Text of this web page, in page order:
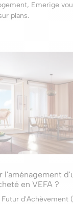
Emerige
plans.
l'aménagement
en VEFA ?
Futur d'Achèvement